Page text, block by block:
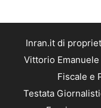
Inran.it di
Vittorio Emanuele
Fiscale e
Testata